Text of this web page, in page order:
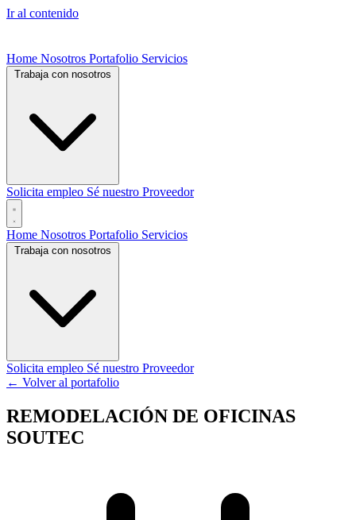
Ir al contenido
Home Nosotros Portafolio Servicios
Solicita empleo Sé nuestro Proveedor
Home Nosotros Portafolio Servicios
Solicita empleo Sé nuestro Proveedor
← Volver al portafolio
REMODELACIÓN DE OFICINAS
SOUTEC